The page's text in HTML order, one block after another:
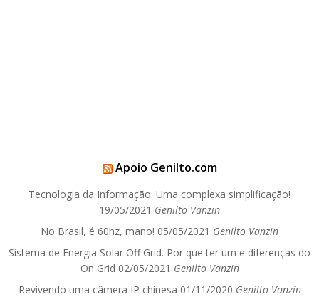
Apoio Genilto.com
Tecnologia da Informação. Uma complexa simplificação!
19/05/2021 Genilto Vanzin
No Brasil, é 60hz, mano! 05/05/2021 Genilto Vanzin
Sistema de Energia Solar Off Grid. Por que ter um e diferenças do
On Grid 02/05/2021 Genilto Vanzin
Revivendo uma câmera IP chinesa 01/11/2020 Genilto Vanzin